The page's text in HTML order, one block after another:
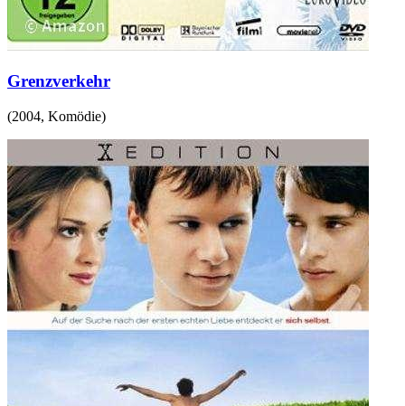
Grenzverkehr
(2004, Komödie)